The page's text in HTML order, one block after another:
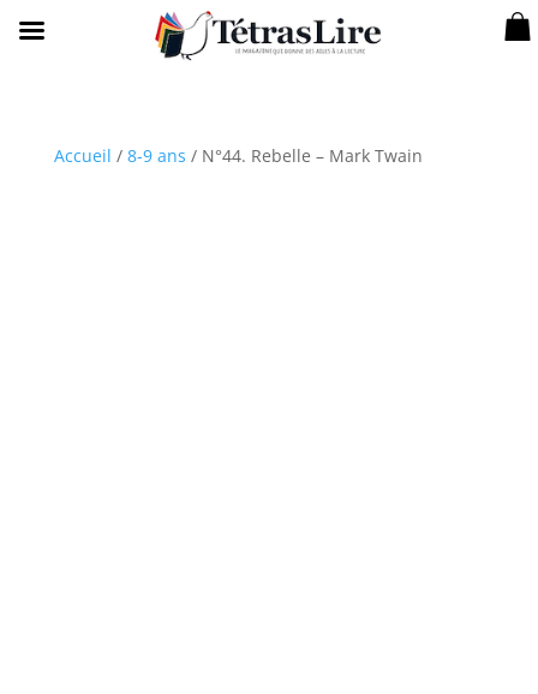
Accueil / 8-9 ans / N°44. Rebelle – Mark Twain